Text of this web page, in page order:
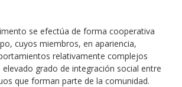
se efectúa de forma cooperativa
cuyos miembros, en apariencia,
relativamente complejos
elevado grado de integración social entre
que forman parte de la comunidad.